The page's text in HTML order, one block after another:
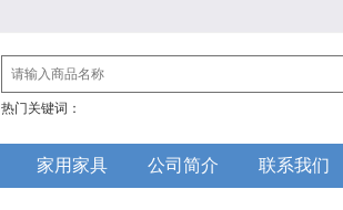
热门关键词：
家用家具 公司简介 联系我们